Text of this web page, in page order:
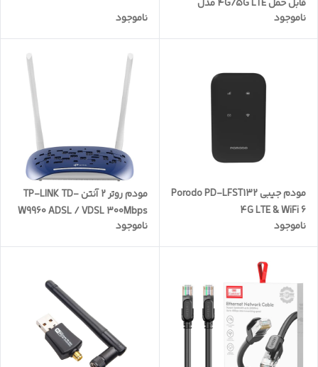
قابل‌ حمل 4G/5G LTE مدل
MF68E PRO
ناموجود ناموجود
مودم جیبی Porodo PD-LFST132
4G LTE & WiFi 6
ناموجود
مودم روتر 2 آنتن TP-LINK TD-
W9960 ADSL / VDSL 300Mbps
ناموجود